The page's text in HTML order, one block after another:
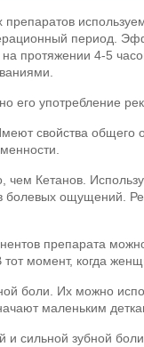
период.
протяжении 4-5
его употребление
свойства
Кетанов.
болевых ощущений.
препарата
момент, когда
боли. Их можно
маленьким
и сильной зубной